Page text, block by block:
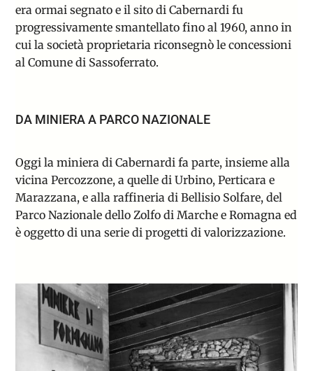
era ormai segnato e il sito di Cabernardi fu
progressivamente smantellato fino al 1960, anno in
cui la società proprietaria riconsegnò le concessioni
al Comune di Sassoferrato.
DA MINIERA A PARCO NAZIONALE
Oggi la miniera di Cabernardi fa parte, insieme alla
vicina Percozzone, a quelle di Urbino, Perticara e
Marazzana, e alla raffineria di Bellisio Solfare, del
Parco Nazionale dello Zolfo di Marche e Romagna ed
è oggetto di una serie di progetti di valorizzazione.